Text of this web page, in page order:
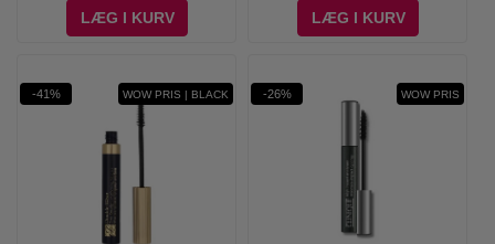
LÆG I KURV
LÆG I KURV
-41% WOW PRIS | BLACK -26% WOW PRIS